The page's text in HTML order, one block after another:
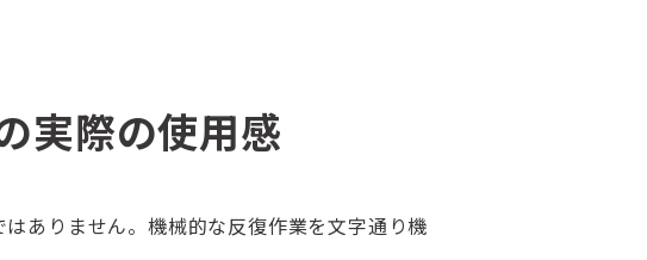
実際の使用感
ありません。機械的な反復作業を文字通り機